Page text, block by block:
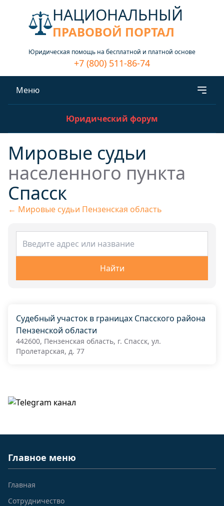
НАЦИОНАЛЬНЫЙ
ПРАВОВОЙ ПОРТАЛ
Юридическая помощь на бесплатной и платной основе
+7 (800) 511-86-74
Меню
Юридический форум
Мировые судьи
населенного пункта
Спасск
← Мировые судьи Пензенская область
Найти
Судебный участок в границах Спасского района
Пензенской области
442600, Пензенская область, г. Спасск, ул.
Пролетарская, д. 77
Главное меню
Главная
Сотрудничество